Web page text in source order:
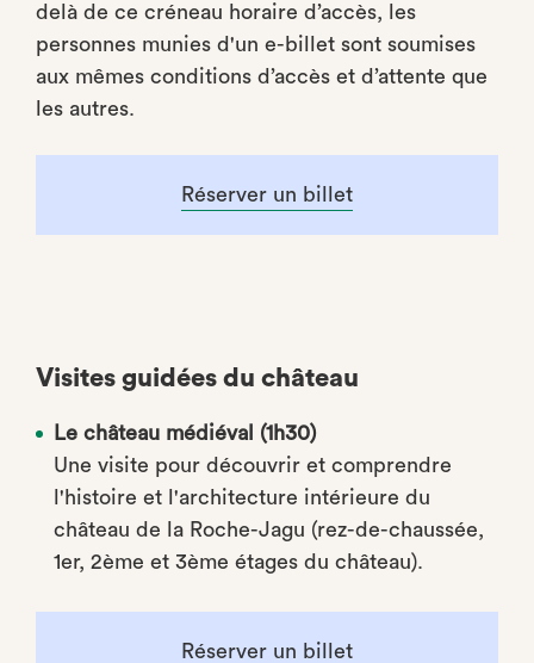
delà de ce créneau horaire d’accès, les
personnes munies d'un e-billet sont soumises
aux mêmes conditions d’accès et d’attente que
les autres.
Réserver un billet
Visites guidées du château
Le château médiéval (1h30)
Une visite pour découvrir et comprendre
l'histoire et l'architecture intérieure du
château de la Roche-Jagu (rez-de-chaussée,
1er, 2ème et 3ème étages du château).
Réserver un billet